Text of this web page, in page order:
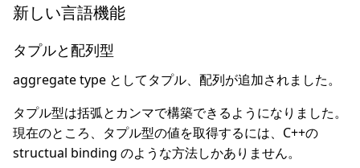
新しい言語機能
タプルと配列型
aggregate type としてタプル、配列が追加されました。
タプル型は括弧とカンマで構築できるようになりました。
現在のところ、タプル型の値を取得するには、C++の
structual binding のような方法しかありません。